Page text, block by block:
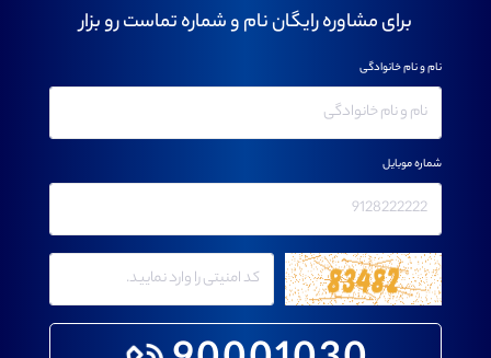
برای مشاوره رایگان نام و شماره تماست رو بزار
نام و نام خانوادگی
شماره موبایل